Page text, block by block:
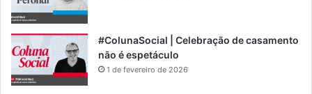
#ColunaSocial | Celebração de casamento
não é espetáculo
1 de fevereiro de 2026